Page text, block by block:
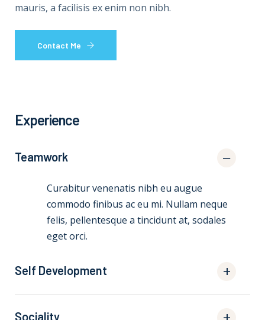
mauris, a facilisis ex enim non nibh.
Contact Me
Experience
Teamwork
Curabitur venenatis nibh eu augue
commodo finibus ac eu mi. Nullam neque
felis, pellentesque a tincidunt at, sodales
eget orci.
Self Development
Sociality